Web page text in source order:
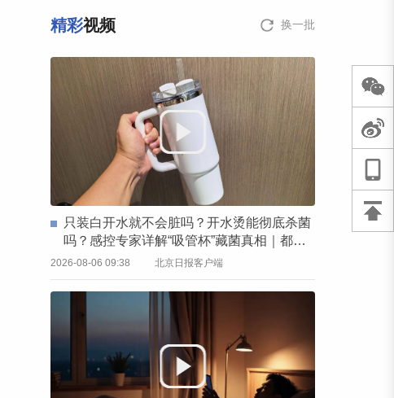
精彩视频 换一批
只装白开水就不会脏吗？开水烫能彻底杀菌
吗？感控专家详解“吸管杯”藏菌真相｜都视
频·热观察
2026-08-06 09:38 北京日报客户端